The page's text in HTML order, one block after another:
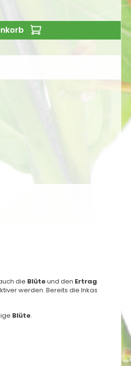
gewünschten
die Blüteund den Ertrag
werden. Bereits die Inkas
Blüte.